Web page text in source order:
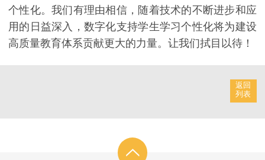
个性化。我们有理由相信，随着技术的不断进步和应
用的日益深入，数字化支持学生学习个性化将为建设
高质量教育体系贡献更大的力量。让我们拭目以待！
返回
列表